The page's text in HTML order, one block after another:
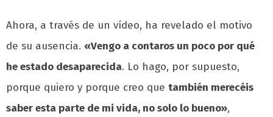
Ahora, a través de un vídeo, ha revelado el motivo
de su ausencia. «Vengo a contaros un poco por qué
he estado desaparecida. Lo hago, por supuesto,
porque quiero y porque creo que también merecéis
saber esta parte de mi vida, no solo lo bueno»,